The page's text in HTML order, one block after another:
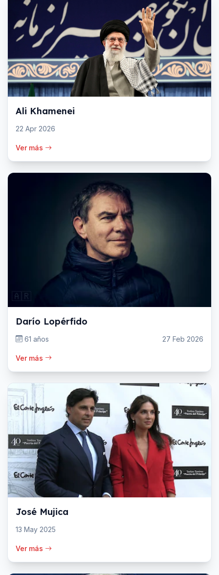
Ali Khamenei
22 Apr 2026
Ver más
🇦🇷
Darío Lopérfido
61 años 27 Feb 2026
Ver más
José Mujica
13 May 2025
Ver más